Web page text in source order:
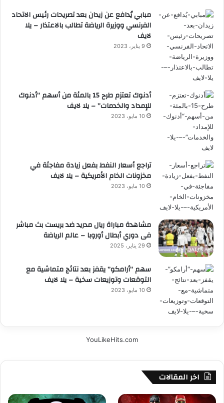
مبابي يُدافع عن زيدان بعد تصريحات رئيس الاتحاد
الفرنسي ووزيرة الرياضة تطالب بالاعتذار – يلا
لايف
9 يناير، 2023
أدنوك تعتزم طرح 15 بالمئة من أسهم “أدنوك
للإمداد والخدمات” – يلا لايف
10 مايو، 2023
تراجع أسعار النفط بفعل زيادة مفاجئة في
مخزونات الخام الأمريكية – يلا لايف
10 مايو، 2023
مشاهدة مباراة ريال مدريد ضد بريست بث مباشر
فى دوري أبطال أوروبا – عالم الرياضة
29 يناير، 2025
سهم “أرامكو” يقفز بعد نتائج متماشية مع
التوقعات وتوزيعات سخية – يلا لايف
10 مايو، 2023
YouLikeHits.com
اخر المقالات